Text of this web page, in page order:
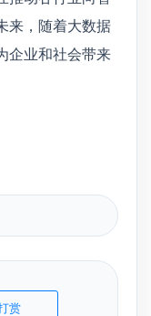
来，随着大数据
企业和社会带来
赏